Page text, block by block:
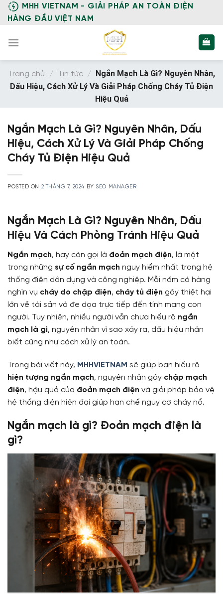
Skip
MHH VIETNAM - GIẢI PHÁP AN TOÀN ĐIỆN
HÀNG ĐẦU VIỆT NAM
Trang chủ / Tin tức /
Ngắn Mạch Là Gì? Nguyên Nhân,
Dấu Hiệu, Cách Xử Lý Và Giải Pháp Chống Cháy Tủ Điện
Hiệu Quả
Ngắn Mạch Là Gì? Nguyên Nhân, Dấu
Hiệu, Cách Xử Lý Và Giải Pháp Chống
Cháy Tủ Điện Hiệu Quả
POSTED ON 2 THÁNG 7, 2024 BY SEO MANAGER
Ngắn Mạch Là Gì? Nguyên Nhân, Dấu
Hiệu Và Cách Phòng Tránh Hiệu Quả
Ngắn mạch, hay còn gọi là đoản mạch điện, là một
trong những sự cố ngắn mạch nguy hiểm nhất trong hệ
thống điện dân dụng và công nghiệp. Mỗi năm có hàng
nghìn vụ cháy do chập điện, cháy tủ điện gây thiệt hại
lớn về tài sản và đe dọa trực tiếp đến tính mạng con
người. Tuy nhiên, nhiều người vẫn chưa hiểu rõ ngắn
mạch là gì, nguyên nhân vì sao xảy ra, dấu hiệu nhận
biết cũng như cách xử lý an toàn.
Trong bài viết này, MHHVIETNAM sẽ giúp bạn hiểu rõ
hiện tượng ngắn mạch, nguyên nhân gây chập mạch
điện, hậu quả của đoản mạch điện và giải pháp bảo vệ
hệ thống điện hiện đại giúp hạn chế nguy cơ cháy nổ.
Ngắn mạch là gì? Đoản mạch điện là
gì?